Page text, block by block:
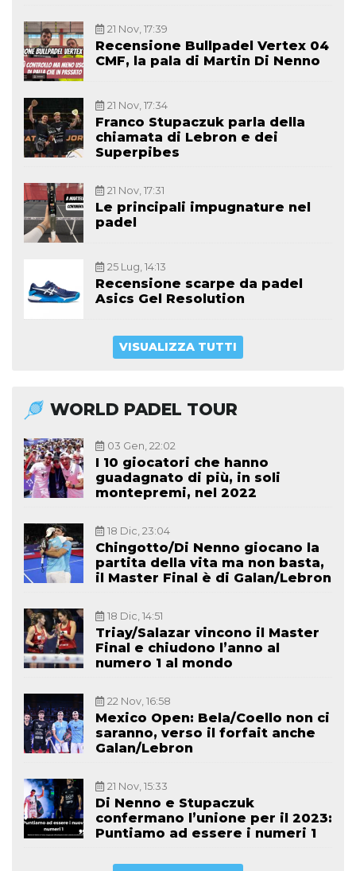
21 Nov, 17:39
Recensione Bullpadel Vertex 04
CMF, la pala di Martin Di Nenno
21 Nov, 17:34
Franco Stupaczuk parla della
chiamata di Lebron e dei
Superpibes
21 Nov, 17:31
Le principali impugnature nel
padel
25 Lug, 14:13
Recensione scarpe da padel
Asics Gel Resolution
VISUALIZZA TUTTI
WORLD PADEL TOUR
03 Gen, 22:02
I 10 giocatori che hanno
guadagnato di più, in soli
montepremi, nel 2022
18 Dic, 23:04
Chingotto/Di Nenno giocano la
partita della vita ma non basta,
il Master Final è di Galan/Lebron
18 Dic, 14:51
Triay/Salazar vincono il Master
Final e chiudono l’anno al
numero 1 al mondo
22 Nov, 16:58
Mexico Open: Bela/Coello non ci
saranno, verso il forfait anche
Galan/Lebron
21 Nov, 15:33
Di Nenno e Stupaczuk
confermano l’unione per il 2023:
Puntiamo ad essere i numeri 1